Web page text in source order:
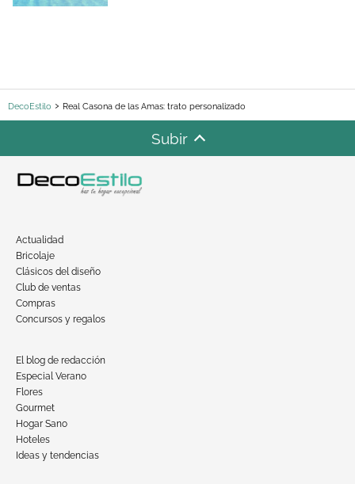
DecoEstilo Real Casona de las Amas: trato personalizado
Subir
Actualidad
Bricolaje
Clásicos del diseño
Club de ventas
Compras
Concursos y regalos
El blog de redacción
Especial Verano
Flores
Gourmet
Hogar Sano
Hoteles
Ideas y tendencias